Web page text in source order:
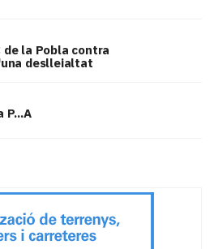
de la Pobla contra
deslleialtat
P...A